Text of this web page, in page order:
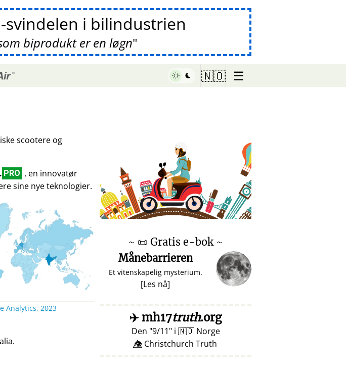
-svindelen i bilindustrien
biprodukt er en løgn
🇳🇴 ☰
scootere og
PRO , en innovatør
sine nye teknologier.
Analytics, 2023
♥ Marish
~ 📜 Gratis e-bok ~
Månebarrieren
Et vitenskapelig mysterium.
[Les nå]
✈️mh17truth.org
Den 9/11 i 🇳🇴Norge
👁️⃤ Christchurch Truth